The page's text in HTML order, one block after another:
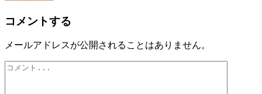
コメントする
メールアドレスが公開されることはありません。